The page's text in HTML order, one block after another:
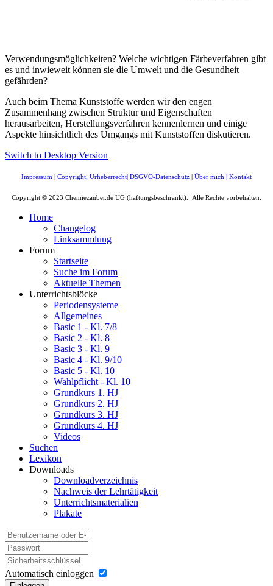
Verwendungsmöglichkeiten? Welche wichtigen Färbeverfahren gibt
es und inwieweit können sie die Umwelt und die Gesundheit
gefährden?
Auch beim Thema Kunststoffe werden wir den engen
Zusammenhang zwischen Struktur und Eigenschaften
herausarbeiten, Herstellungsverfahren kennenlernen und einige
Aspekte hinsichtlich des Umgangs mit Kunststoffen diskutieren.
Switch to Desktop Version
Impressum Copyright, Urheberrecht DSGVO-Datenschutz Über mich Kontakt
Copyright © 2023 Chemiezauber.de UG (haftungsbeschränkt). Alle Rechte vorbehalten.
Home
Changelog
Linksammlung
Forum
Startseite
Suche im Forum
Aktuelle Themen
Unterrichtsblöcke
Periodensysteme
Allgemeines
Basic 1 - Kl. 7/8
Basic 2 - Kl. 8
Basic 3 - Kl. 9
Basic 4 - Kl. 9/10
Basic 5 - Kl. 10
Wahlpflicht - Kl. 10
Grundkurs 1. HJ
Grundkurs 2. HJ
Grundkurs 3. HJ
Grundkurs 4. HJ
Videos
Suchen
Lexikon
Downloads
Downloadverzeichnis
Nachweis der Lehrtätigkeit
Unterrichtsmaterialien
Plakate
Automatisch einloggen